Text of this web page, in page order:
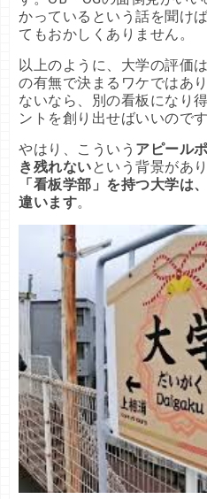
かっているという話を聞け
てもおかしくありません。
以上のように、大学の評価
の有無で決まるワケではあ
ないなら、別の看板になり
ントを創り出せばいいのです
やはり、こういう アピール
き残れないという背景があ
「看板学部」を持つ大学は
違います。